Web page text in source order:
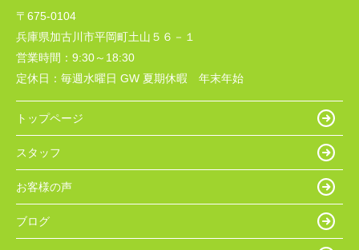
〒675-0104
兵庫県加古川市平岡町土山５６－１
営業時間： 9:30～18:30
定休日： 毎週水曜日 GW 夏期休暇 年末年始
トップページ
スタッフ
お客様の声
ブログ